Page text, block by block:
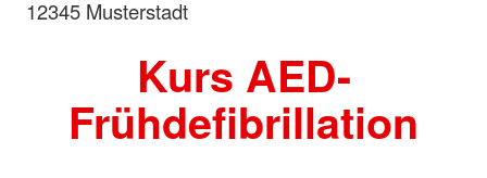
12345 Musterstadt
Kurs AED-
Frühdefibrillation